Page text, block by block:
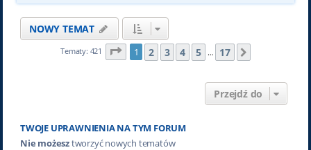
NOWY TEMAT
Tematy: 421 Strona z 17
1 2 3 4 5 … 17
Przejdź do
TWOJE UPRAWNIENIA NA TYM FORUM
Nie możesztworzyć nowych tematów